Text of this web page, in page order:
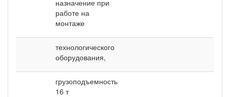
назначение при
работе на
монтаже
технологического
оборудования,
грузоподъемность
16 т